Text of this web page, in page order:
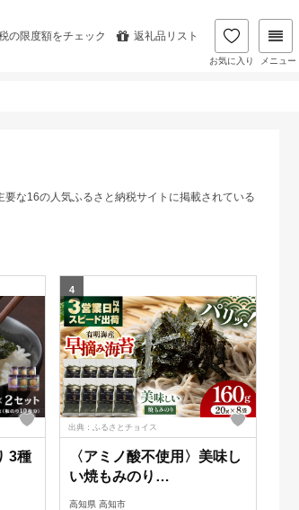
の限度額をチェック 返礼品リスト
お気に入り メニュー
な16の人気ふるさと納税サイトに掲載されている
3種
4
出典：ふるさとチョイス
〈アミノ酸不使用〉美味し
い焼もみのり
160g（20g×8袋） /焼きの
高知県 高知市